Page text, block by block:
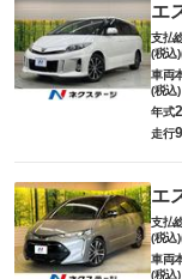
エ
支払
(税込
車両
(税込)
年式
走行
エ
支払
(税込
車両
(税込)